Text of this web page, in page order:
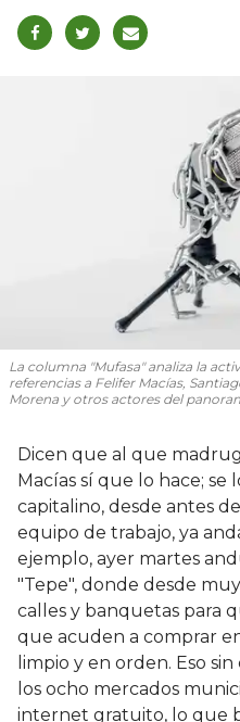
La columna "Mufasa" analiza la
referencias a Felifer Macías,
Morena y otros actores del
Dicen que al que
Macías sí que lo hace; se
capitalino, desde antes
equipo de trabajo, ya
ejemplo, ayer martes
"Tepe", donde desde
calles y banquetas para
que acuden a comprar
limpio y en orden. Eso
los ocho mercados
internet gratuito, lo que